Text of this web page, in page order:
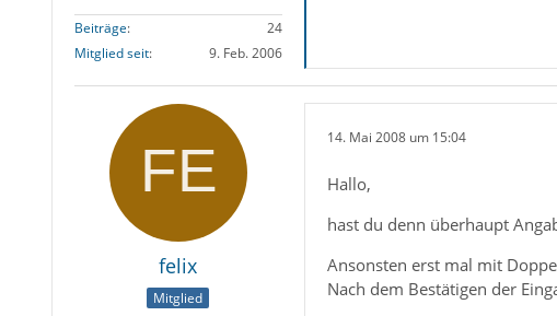
Beiträge
24
Mitglied seit
9. Feb. 2006
felix
Mitglied
14. Mai 2008 um 15:04
Hallo,
hast du denn überhaupt
Ansonsten erst mal mit
Nach dem Bestätigen der